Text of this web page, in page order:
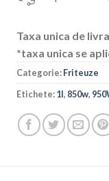
Taxa unica de
*taxa unica se
Categorie:Friteuze
Etichete:1l, 850w,